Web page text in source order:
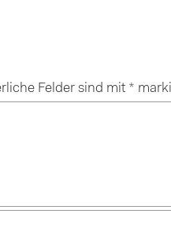
Felder sind mit *